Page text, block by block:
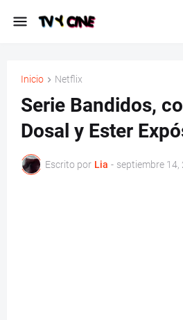
Inicio Netflix
Serie Bandidos,
Dosal y Ester
Escrito por Lia - septiembre 14,